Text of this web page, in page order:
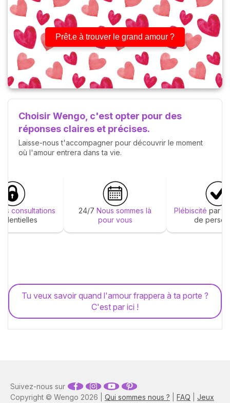
Prêt.e à trouver le grand amour ?
Choisir Wengo, c'est opter pour des
réponses claires et précises.
Laisse-nous t'accompagner pour découvrir le moment
où l'amour entrera dans ta vie.
consultations
24/7 Nous sommes là
pour vous
Plébiscité par
de
Tu veux savoir quand l'amour frappera à ta porte ?
C'est par ici !
Copyright © Wengo 2026 | Qui sommes nous ? FAQ
Jeux
Suivez-nous sur